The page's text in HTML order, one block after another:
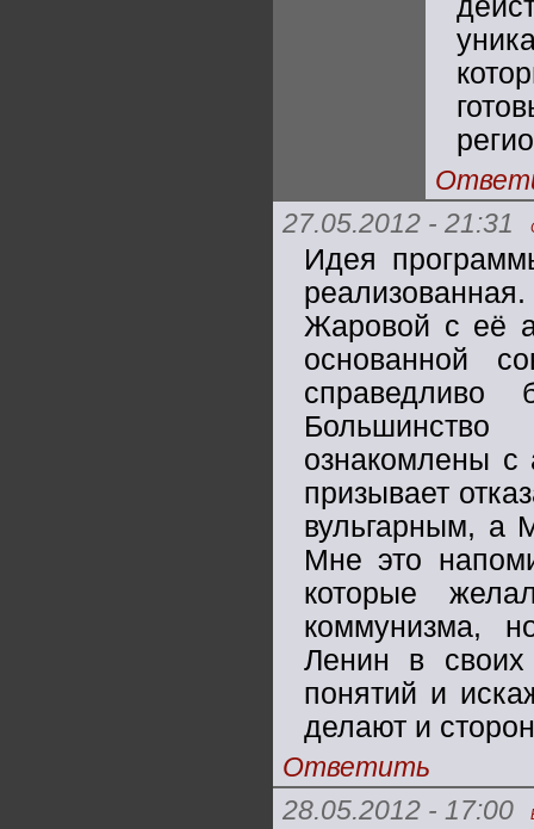
27.05.2012 - 21:31
Идея
Жаровой с её
основанной
справедливо
ознакомлены
призывает
вульгарным, а
Мне это
которые
коммунизма,
Ленин в
понятий и
делают и
Ответить
28.05.2012 - 17:00